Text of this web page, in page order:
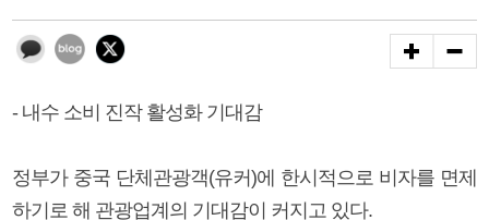
- 내수 소비 진작 활성화 기대감
정부가 중국 단체관광객(유커)에 한시적으로 비자를 면제
하기로 해 관광업계의 기대감이 커지고 있다.